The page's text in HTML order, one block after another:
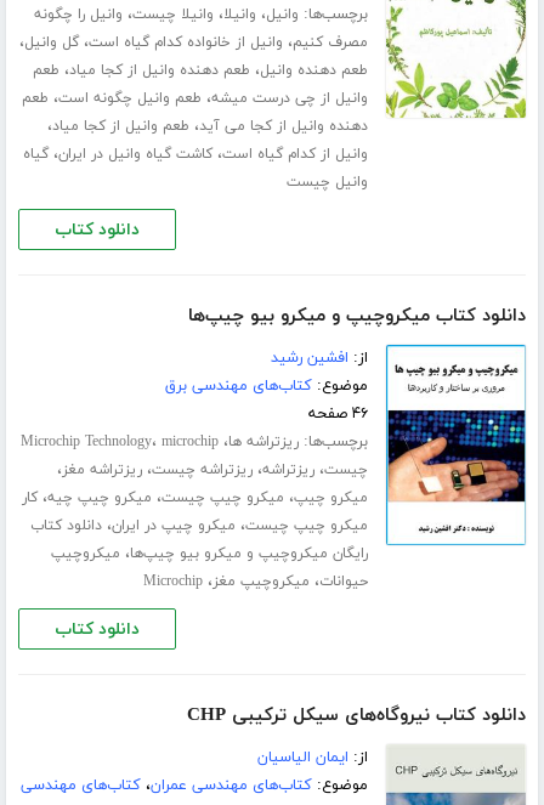
برچسب‌ها: وانیل، وانیلا، وانیلا چیست، وانیل را چگونه
مصرف کنیم، وانیل از خانواده کدام گیاه است،گل وانیل،
طعم دهنده وانیل، طعم دهنده وانیل از کجا میاد، طعم
وانیل از چی درست میشه، طعم وانیل چگونه است، طعم
دهنده وانیل از کجا می آید، طعم وانیل از کجا میاد،
وانیل از کدام گیاه است،کاشت گیاه وانیل در ایران،گیاه
وانیل چیست
دانلود کتاب
دانلود کتاب میکروچیپ و میکرو بیو چیپ‌ها
از: افشین رشید
موضوع:کتاب‌های مهندسی برق
۴۶ صفحه
برچسب‌ها:ریزتراشه ها، Microchip Technology، microchip
چیست،ریزتراشه،ریزتراشه چیست،ریزتراشه مغز،
میکرو چیپ، میکرو چیپ چیست، میکرو چیپ چیه،کار
میکرو چیپ چیست، میکرو چیپ در ایران،دانلود کتاب
رایگان میکروچیپ و میکرو بیو چیپ‌ها، میکروچیپ
حیوانات، میکروچیپ مغز،Microchip
دانلود کتاب
دانلود کتاب نیروگاه‌های سیکل ترکیبی CHP
از: ایمان الیاسیان
موضوع:کتاب‌های مهندسی عمران،کتاب‌های مهندسی